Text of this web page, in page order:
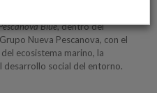
Blue, dentro del
Nueva Pescanova, con el
ecosistema marino, la
desarrollo social del entorno.